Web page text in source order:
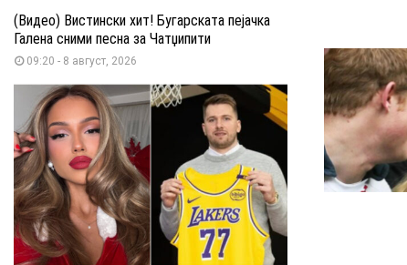
(Видео) Вистински хит! Бугарската пејачка
Галена сними песна за Чатџипити
09:20 - 8 август, 2026